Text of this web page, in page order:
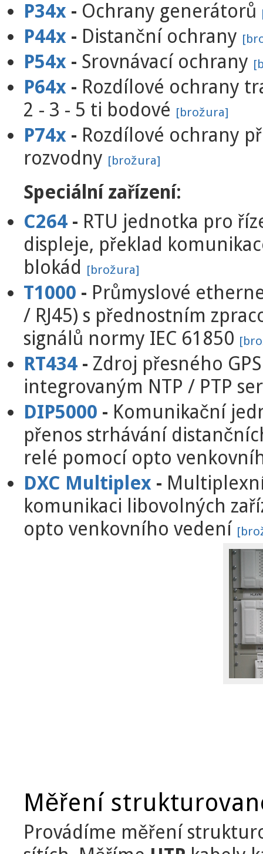
P34x - Ochrany generátorů
P44x - Distanční ochrany
P54x - Srovnávací ochrany
P64x - Rozdílové ochrany
2 - 3 - 5 ti bodové [brožura]
P74x - Rozdílové ochrany
rozvodny [brožura]
Speciální zařízení:
C264 - RTU jednotka pro
displeje, překlad
blokád
[brožura]
T1000 - Průmyslové
/ RJ45) s přednostním
signálů normy IEC 61850
RT434 - Zdroj přesného
integrovaným NTP / PTP
DIP5000 - Komunikační
přenos strhávání
relé pomocí opto
DXC Multiplex -
komunikaci libovolných
opto venkovního vedení
Měření
Provádíme měření